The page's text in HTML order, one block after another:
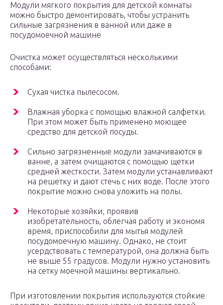
Модули мягкого покрытия для детской комнаты
можно быстро демонтировать, чтобы устранить
сильные загрязнения в ванной или даже в
посудомоечной машине
Очистка может осуществляться несколькими
способами:
Сухая чистка пылесосом.
Влажная уборка с помощью влажной салфетки.
При этом может быть применено моющее
средство для детской посуды.
Сильно загрязненные модули замачиваются в
ванне, а затем очищаются с помощью щетки
средней жесткости. Затем модули устанавливают
на решетку и дают стечь с них воде. После этого
покрытие можно снова уложить на полы.
Некоторые хозяйки, проявив
изобретательность, облегчая работу и экономя
время, приспособили для мытья модулей
посудомоечную машину. Однако, не стоит
усердствовать с температурой, она должна быть
не выше 55 градусов. Модули нужно установить
на сетку моечной машины вертикально.
При изготовлении покрытия используются стойкие